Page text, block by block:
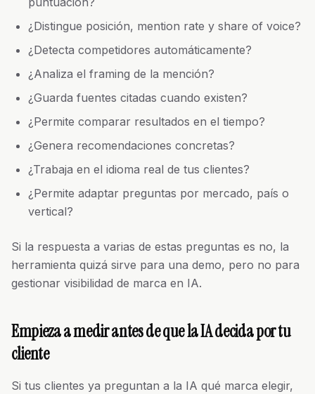
¿Distingue posición, mention rate y share of voice?
¿Detecta competidores automáticamente?
¿Analiza el framing de la mención?
¿Guarda fuentes citadas cuando existen?
¿Permite comparar resultados en el tiempo?
¿Genera recomendaciones concretas?
¿Trabaja en el idioma real de tus clientes?
¿Permite adaptar preguntas por mercado, país o
vertical?
Si la respuesta a varias de estas preguntas es no, la
herramienta quizá sirve para una demo, pero no para
gestionar visibilidad de marca en IA.
Empieza a medir antes de que la IA decida por tu
cliente
Si tus clientes ya preguntan a la IA qué marca elegir,